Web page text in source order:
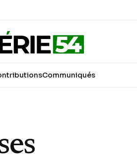
Communiqués